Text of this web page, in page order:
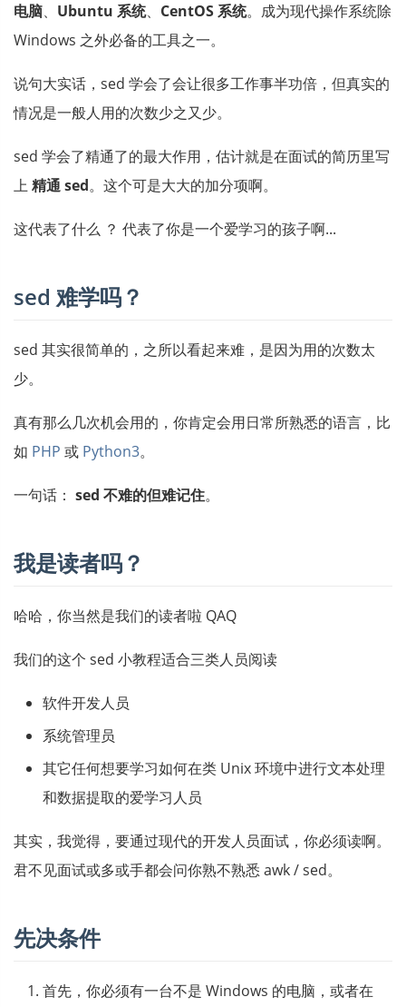
电脑、 Ubuntu 系统、 CentOS 系统。成为现代操作系统除
Windows 之外必备的工具之一。
说句大实话，sed 学会了会让很多工作事半功倍，但真实的
情况是一般人用的次数少之又少。
sed 学会了精通了的最大作用，估计就是在面试的简历里写
上 精通 sed。这个可是大大的加分项啊。
这代表了什么 ？ 代表了你是一个爱学习的孩子啊...
sed 难学吗？
sed 其实很简单的，之所以看起来难，是因为用的次数太
少。
真有那么几次机会用的，你肯定会用日常所熟悉的语言，比
如 PHP 或 Python3。
一句话： sed 不难的但难记住。
我是读者吗？
哈哈，你当然是我们的读者啦 QAQ
我们的这个 sed 小教程适合三类人员阅读
软件开发人员
系统管理员
其它任何想要学习如何在类 Unix 环境中进行文本处理
和数据提取的爱学习人员
其实，我觉得，要通过现代的开发人员面试，你必须读啊。
君不见面试或多或手都会问你熟不熟悉 awk / sed。
先决条件
首先，你必须有一台不是 Windows 的电脑，或者在